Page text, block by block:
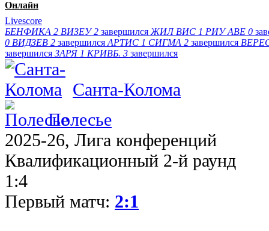
Онлайн
Livescore
БЕНФИКА 2 ВИЗЕУ 2 завершился ЖИЛ ВИС 1 РИУ АВЕ 0
0 ВИДЗЕВ 2 завершился АРТИС 1 СИГМА 2 завершился
завершился ЗАРЯ 1 КРИВБ. 3 завершился
Санта-Колома
Полесье
2025-26, Лига конференций
Квалификационный 2-й раунд
1:4
Первый матч: 2:1